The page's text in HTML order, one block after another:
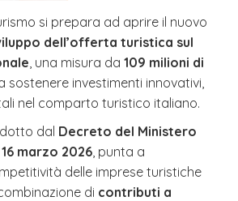
si prepara ad aprire il nuovo
dell’offerta turistica sul
, una misura da 109 milioni di
sostenere investimenti innovativi,
nel comparto turistico italiano.
dal Decreto del Ministero
marzo 2026, punta a
delle imprese turistiche
di contributi a